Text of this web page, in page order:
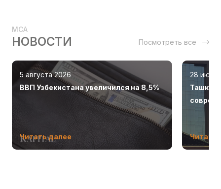
MCA
НОВОСТИ Посмотреть все
5 августа 2026
ВВП Узбекистана увеличился на 8,5%
Читать далее
28 июля
Читать